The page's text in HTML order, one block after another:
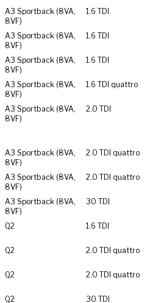
A3 Sportback (8VA,
8VF)
1.6 TDI
A3 Sportback (8VA,
8VF)
1.6 TDI
A3 Sportback (8VA,
8VF)
1.6 TDI
A3 Sportback (8VA,
8VF)
1.6 TDI quattro
A3 Sportback (8VA,
8VF)
2.0 TDI
A3 Sportback (8VA,
8VF)
2.0 TDI quattro
A3 Sportback (8VA,
8VF)
2.0 TDI quattro
A3 Sportback (8VA,
8VF)
30 TDI
Q2 1.6 TDI
Q2 2.0 TDI quattro
Q2 2.0 TDI quattro
Q2 30 TDI